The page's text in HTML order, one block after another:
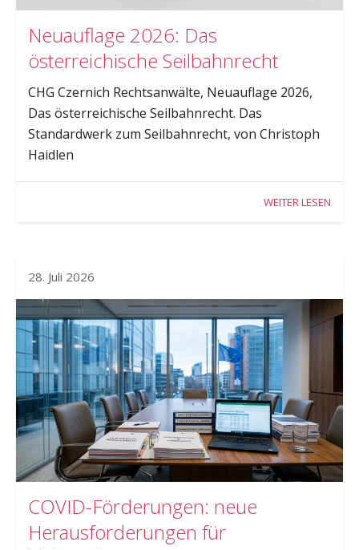
Neuauflage 2026: Das
österreichische Seilbahnrecht
CHG Czernich Rechtsanwälte, Neuauflage 2026,
Das österreichische Seilbahnrecht. Das
Standardwerk zum Seilbahnrecht, von Christoph
Haidlen
WEITER LESEN
28. Juli 2026
COVID-Förderungen: neue
Herausforderungen für